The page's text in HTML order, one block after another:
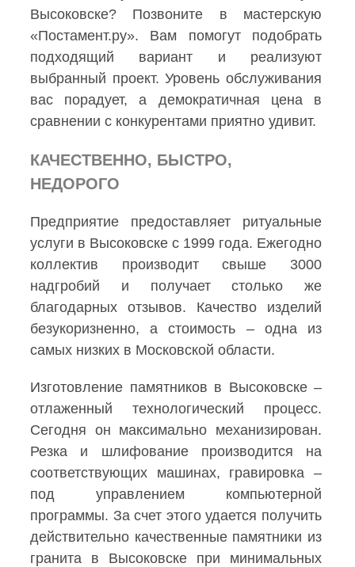
Высоковске? Позвоните в мастерскую
«Постамент.ру». Вам помогут подобрать
подходящий вариант и реализуют
выбранный проект. Уровень обслуживания
вас порадует, а демократичная цена в
сравнении с конкурентами приятно удивит.
КАЧЕСТВЕННО, БЫСТРО,
НЕДОРОГО
Предприятие предоставляет ритуальные
услуги в Высоковске с 1999 года. Ежегодно
коллектив производит свыше 3000
надгробий и получает столько же
благодарных отзывов. Качество изделий
безукоризненно, а стоимость – одна из
самых низких в Московской области.
Изготовление памятников в Высоковске –
отлаженный технологический процесс.
Сегодня он максимально механизирован.
Резка и шлифование производится на
соответствующих машинах, гравировка –
под управлением компьютерной
программы. За счет этого удается получить
действительно качественные памятники из
гранита в Высоковске при минимальных